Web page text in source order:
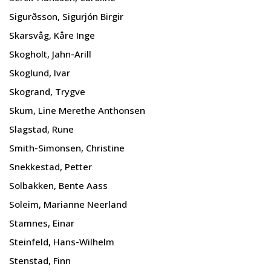
Sigurðsson, Sigurjón Birgir
Skarsvåg, Kåre Inge
Skogholt, Jahn-Arill
Skoglund, Ivar
Skogrand, Trygve
Skum, Line Merethe Anthonsen
Slagstad, Rune
Smith-Simonsen, Christine
Snekkestad, Petter
Solbakken, Bente Aass
Soleim, Marianne Neerland
Stamnes, Einar
Steinfeld, Hans-Wilhelm
Stenstad, Finn